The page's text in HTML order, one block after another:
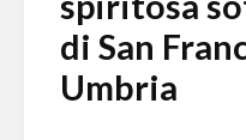
di San
Umbria